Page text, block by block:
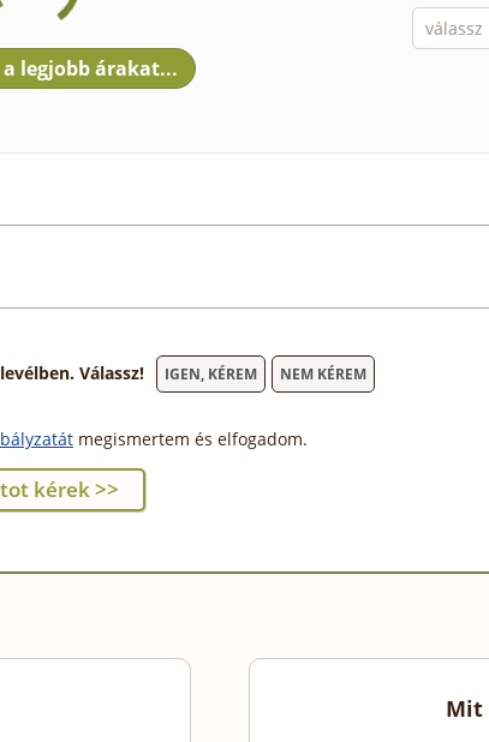
Válassz! IGEN, KÉREM NEM KÉREM
megismertem és elfogadom.
Mit